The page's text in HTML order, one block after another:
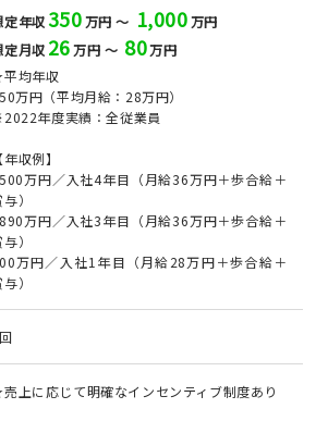
定年収350万円 ～ 1,000万円
定月収 26万円 ～ 80万円
均年収
万円（平均月給：28万円）
年度実績：全従業員
【年収例】
万円／入社4年目（月給36万円＋歩合給＋
）
万円／入社3年目（月給36万円＋歩合給＋
）
万円／入社1年目（月給28万円＋歩合給＋
）
上に応じて明確なインセンティブ制度あり